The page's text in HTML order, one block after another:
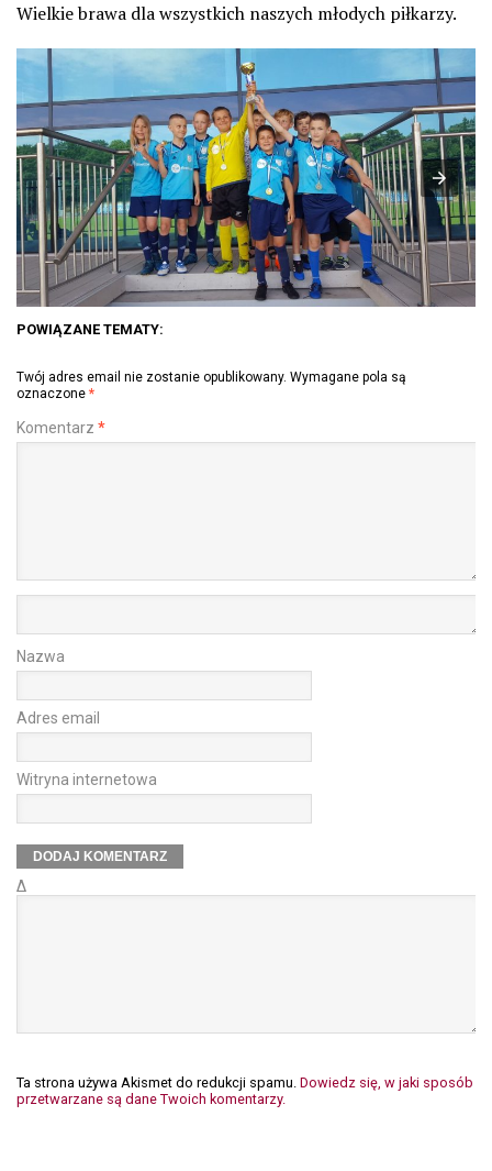
Wielkie brawa dla wszystkich naszych młodych piłkarzy.
POWIĄZANE TEMATY:
Twój adres email nie zostanie opublikowany. Wymagane pola są
oznaczone *
Komentarz *
Nazwa
Adres email
Witryna internetowa
Δ
Ta strona używa Akismet do redukcji spamu. Dowiedz się, w jaki sposób
przetwarzane są dane Twoich komentarzy.